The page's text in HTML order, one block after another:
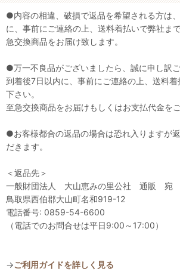
●内容の相違、破損で返品を希望される方は
に、事前にご連絡の上、送料着払いで弊社ま
急交換商品をお届け致します。
●万一不良品がございましたら、誠に申し訳
到着後7日以内に、事前にご連絡の上、送料
下さい。
至急交換商品をお届けもしくはお支払代金を
●お客様都合の返品の場合は恐れ入りますが
だきます。
＜返品先＞
一般財団法人 大山恵みの里公社 通販 宛
鳥取県西伯郡大山町名和919-12
電話番号: 0859-54-6600
（電話でのお問合せは平日9:00～17:00）
→ご利用ガイドを詳しく見る